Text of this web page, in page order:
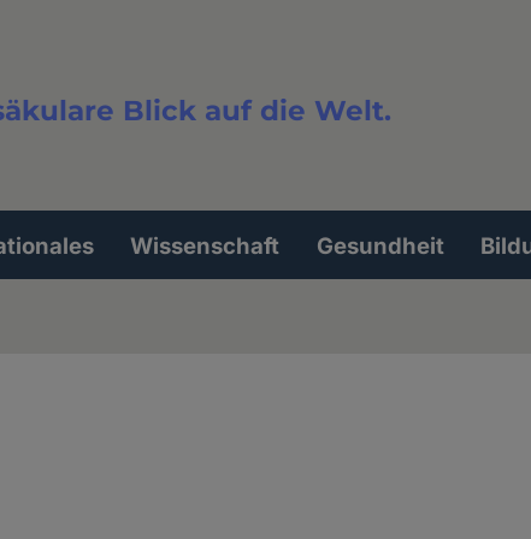
Blick auf die Welt.
Wissenschaft Gesundheit